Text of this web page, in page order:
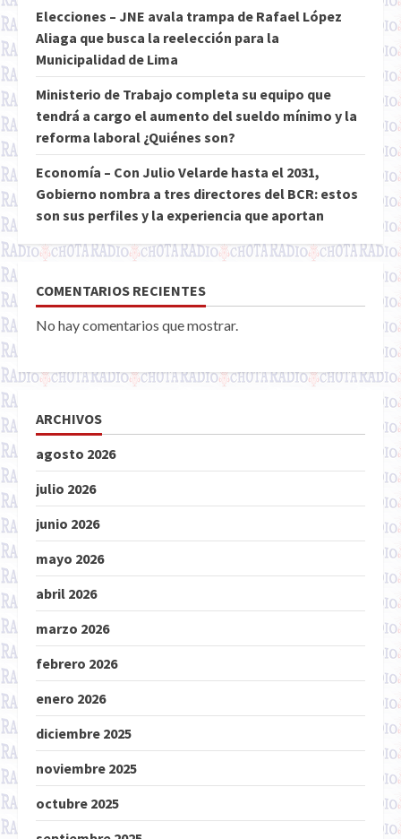
Elecciones – JNE avala trampa de Rafael López
Aliaga que busca la reelección para la
Municipalidad de Lima
Ministerio de Trabajo completa su equipo que
tendrá a cargo el aumento del sueldo mínimo y la
reforma laboral ¿Quiénes son?
Economía – Con Julio Velarde hasta el 2031,
Gobierno nombra a tres directores del BCR: estos
son sus perfiles y la experiencia que aportan
COMENTARIOS RECIENTES
No hay comentarios que mostrar.
ARCHIVOS
agosto 2026
julio 2026
junio 2026
mayo 2026
abril 2026
marzo 2026
febrero 2026
enero 2026
diciembre 2025
noviembre 2025
octubre 2025